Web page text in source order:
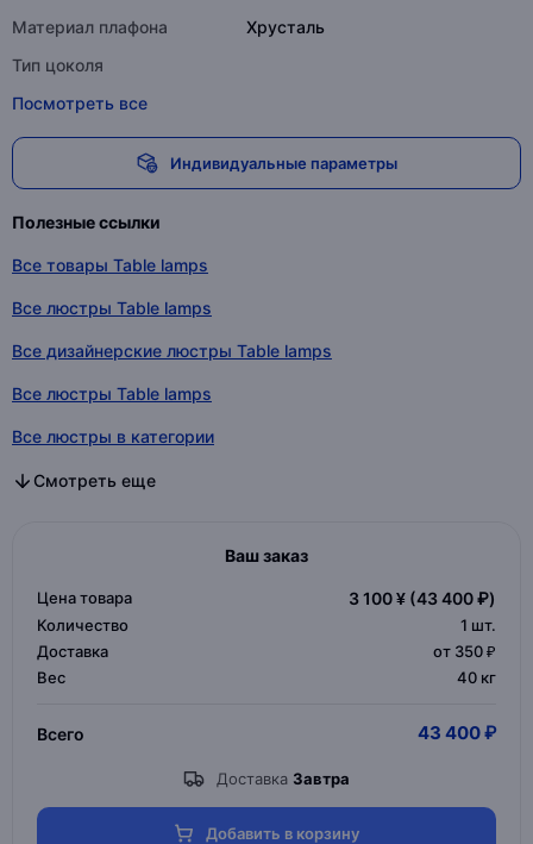
Материал плафона
Хрусталь
Тип цоколя
Посмотреть все
Индивидуальные параметры
Полезные ссылки
Все товары Table lamps
Все люстры Table lamps
Все дизайнерские люстры Table lamps
Все люстры Table lamps
Все люстры в категории
Все дизайнерские люстры в категории
Все люстры в категории
Смотреть еще
Ваш заказ
Цена товара 3 100 ¥ (43 400 ₽)
Количество 1 шт.
Доставка
от 350 ₽
Вес
40 кг
Всего 43 400 ₽
Доставка Завтра
Добавить в корзину